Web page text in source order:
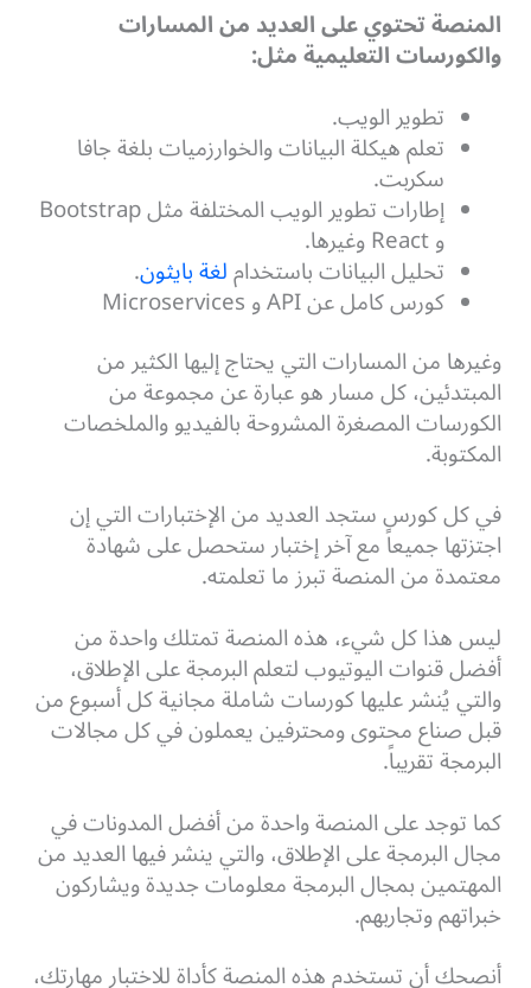
المنصة تحتوي على العديد من المسارات
والكورسات التعليمية مثل:
تطوير الويب.
تعلم هيكلة البيانات والخوارزميات بلغة جافا
سكربت.
إطارات تطوير الويب المختلفة مثل Bootstrap
و React وغيرها.
تحليل البيانات باستخداملغة بايثون.
كورس كامل عن API و Microservices
وغيرها من المسارات التي يحتاج إليها الكثير من
المبتدئين، كل مسار هو عبارة عن مجموعة من
الكورسات المصغرة المشروحة بالفيديو والملخصات
المكتوبة.
في كل كورس ستجد العديد من الإختبارات التي إن
اجتزتها جميعاً مع آخر إختبار ستحصل على شهادة
معتمدة من المنصة تبرز ما تعلمته.
ليس هذا كل شيء، هذه المنصة تمتلك واحدة من
أفضل قنوات اليوتيوب لتعلم البرمجة على الإطلاق،
والتي يُنشر عليها كورسات شاملة مجانية كل أسبوع من
قبل صناع محتوى ومحترفين يعملون في كل مجالات
البرمجة تقريباً.
كما توجد على المنصة واحدة من أفضل المدونات في
مجال البرمجة على الإطلاق، والتي ينشر فيها العديد من
المهتمين بمجال البرمجة معلومات جديدة ويشاركون
خبراتهم وتجاربهم.
أنصحك أن تستخدم هذه المنصة كأداة للاختبار مهارتك،